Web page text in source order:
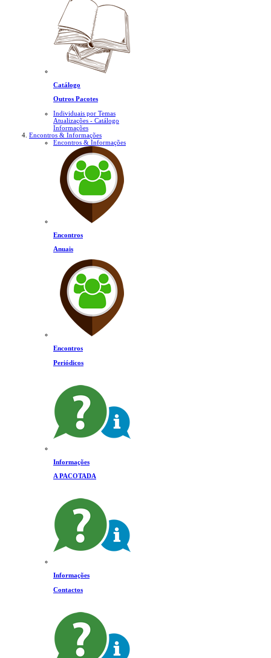
Catálogo
Outros Pacotes
Individuais por Temas
Atualizações - Catálogo
Informações
Encontros & Informações
Encontros & Informações
Encontros
Anuais
Encontros
Periódicos
Informações
A PACOTADA
Informações
Contactos